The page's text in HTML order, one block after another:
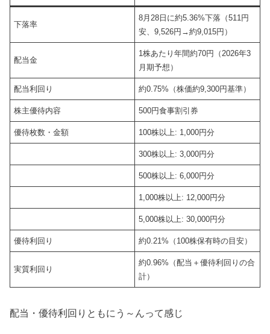
下落率
8月28日に約5.36%下落（511円
安、9,526円→約9,015円）
配当金
1株あたり年間約70円（2026年3
月期予想）
配当利回り 約0.75%（株価約9,300円基準）
株主優待内容 500円食事割引券
優待枚数・金額 100株以上: 1,000円分
300株以上: 3,000円分
500株以上: 6,000円分
1,000株以上: 12,000円分
5,000株以上: 30,000円分
優待利回り 約0.21%（100株保有時の目安）
実質利回り
約0.96%（配当＋優待利回りの合
計）
配当・優待利回りともにう～んって感じ